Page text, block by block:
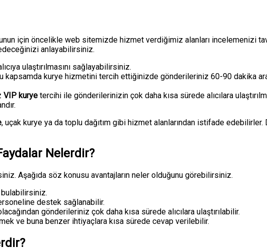
için öncelikle web sitemizde hizmet verdiğimiz alanları incelemenizi
anlayabilirsiniz.
ulaştırılmasını sağlayabilirsiniz.
kapsamda kurye hizmetini tercih ettiğinizde gönderileriniz 60-90 dakika
VIP kurye tercihi ile gönderilerinizin çok daha kısa sürede alıcılara
, uçak kurye ya da toplu dağıtım gibi hizmet alanlarından istifade
Nelerdir?
Aşağıda söz konusu avantajların neler olduğunu görebilirsiniz.
destek sağlanabilir.
gönderileriniz çok daha kısa sürede alıcılara ulaştırılabilir.
ve buna benzer ihtiyaçlara kısa sürede cevap verilebilir.